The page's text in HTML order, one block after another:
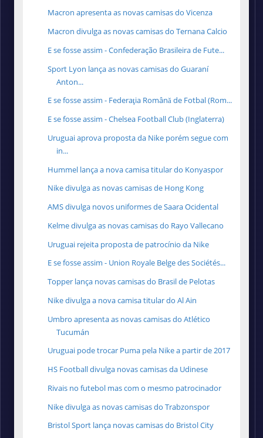
Macron apresenta as novas camisas do Vicenza
Macron divulga as novas camisas do Ternana Calcio
E se fosse assim - Confederação Brasileira de Fute...
Sport Lyon lança as novas camisas do Guaraní
Anton...
E se fosse assim - Federaţia Română de Fotbal (Rom...
E se fosse assim - Chelsea Football Club (Inglaterra)
Uruguai aprova proposta da Nike porém segue com
in...
Hummel lança a nova camisa titular do Konyaspor
Nike divulga as novas camisas de Hong Kong
AMS divulga novos uniformes de Saara Ocidental
Kelme divulga as novas camisas do Rayo Vallecano
Uruguai rejeita proposta de patrocínio da Nike
E se fosse assim - Union Royale Belge des Sociétés...
Topper lança novas camisas do Brasil de Pelotas
Nike divulga a nova camisa titular do Al Ain
Umbro apresenta as novas camisas do Atlético
Tucumán
Uruguai pode trocar Puma pela Nike a partir de 2017
HS Football divulga novas camisas da Udinese
Rivais no futebol mas com o mesmo patrocinador
Nike divulga as novas camisas do Trabzonspor
Bristol Sport lança novas camisas do Bristol City